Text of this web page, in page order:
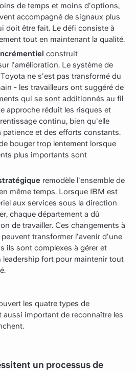
de temps et moins d'options,
accompagné de signaux plus
doit être fait. Le défi consiste à
tout en maintenant la qualité.
construit
l'amélioration. Le système de
ne s'est pas transformé du
- les travailleurs ont suggéré de
qui se sont additionnés au fil
approche réduit les risques et
continu, bien qu'elle
patience et des efforts constants.
bouger trop lentement lorsque
plus importants sont
remodèle l'ensemble de
même temps. Lorsque IBM est
aux services sous la direction
chaque département a dû
de travailler. Ces changements à
peuvent transformer l'avenir d'une
ils sont complexes à gérer et
leadership fort pour maintenir tout
les quatre types de
important de reconnaître les
un processus de